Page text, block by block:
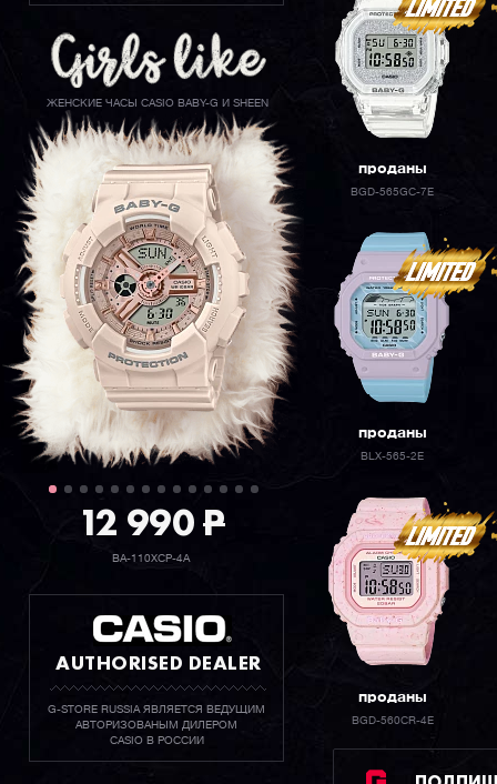
ЖЕНСКИЕ ЧАСЫ CASIO BABY-G И SHEEN
12 990P
BA-110XCP-4A
AUTHORISED DEALER
G-STORE RUSSIA ЯВЛЯЕТСЯ ВЕДУЩИМ
АВТОРИЗОВАНЫМ ДИЛЕРОМ
CASIO В РОССИИ
проданы
BGD-565GC-7E
проданы
BLX-565-2E
проданы
BGD-560CR-4E